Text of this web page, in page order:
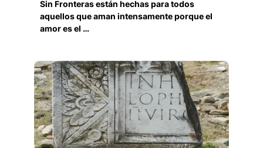
Sin Fronteras están hechas para todos
aquellos que aman intensamente porque el
amor es el …